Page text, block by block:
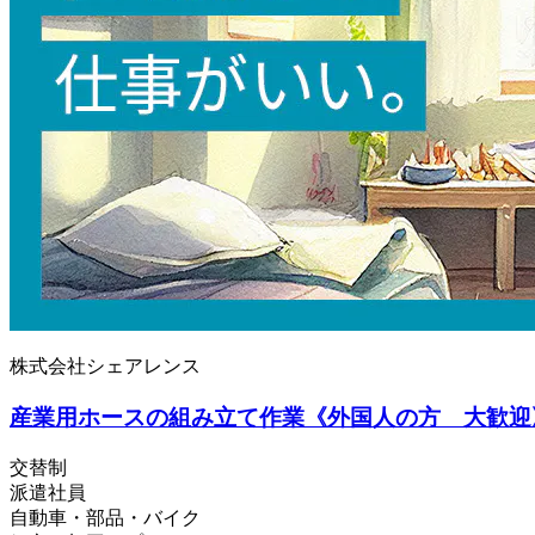
株式会社シェアレンス
産業用ホースの組み立て作業《外国人の方 大歓
交替制
派遣社員
自動車・部品・バイク